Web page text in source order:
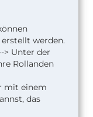
werden.
> Unter der
Rollanden
mit einem
das